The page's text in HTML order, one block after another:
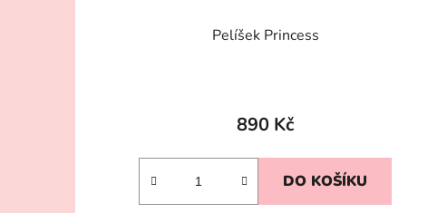
Pelíšek Princess
890 Kč
DO KOŠÍKU